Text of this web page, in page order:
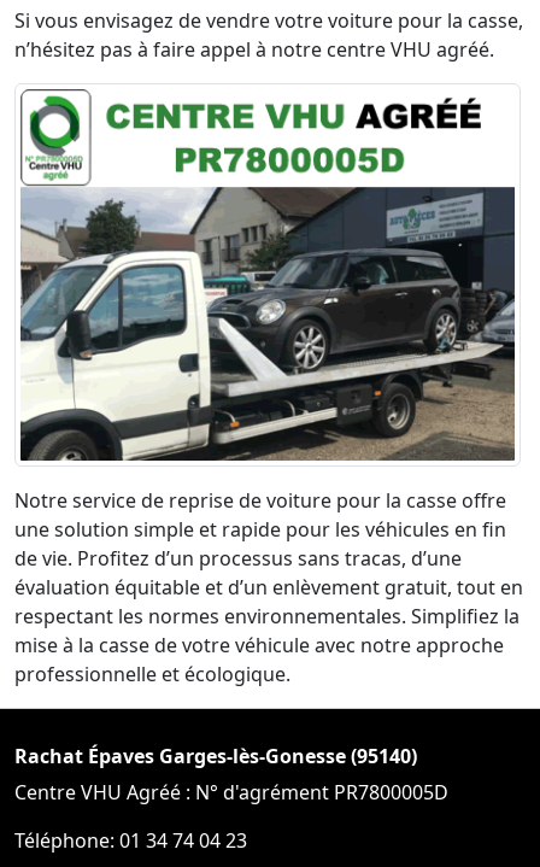
Si vous envisagez de vendre votre voiture pour la casse,
n’hésitez pas à faire appel à notre centre VHU agréé.
Notre service de reprise de voiture pour la casse offre
une solution simple et rapide pour les véhicules en fin
de vie. Profitez d’un processus sans tracas, d’une
évaluation équitable et d’un enlèvement gratuit, tout en
respectant les normes environnementales. Simplifiez la
mise à la casse de votre véhicule avec notre approche
professionnelle et écologique.
Rachat Épaves Garges-lès-Gonesse (95140)
Centre VHU Agréé : N° d'agrément PR7800005D
Téléphone: 01 34 74 04 23